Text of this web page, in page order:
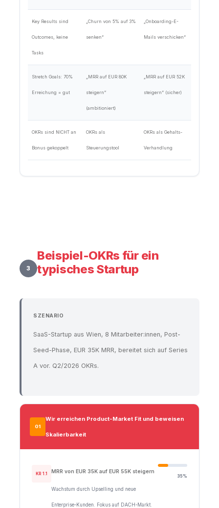
Key Results sind
Outcomes, keine
Tasks
„Churn von 5% auf 3%
senken“
„Onboarding-E-
Mails verschicken“
Stretch Goals: 70%
Erreichung = gut
„MRR auf EUR 80K
steigern“
(ambitioniert)
„MRR auf EUR 52K
steigern“ (sicher)
OKRs sind NICHT an
Bonus gekoppelt
OKRs als
Steuerungstool
OKRs als Gehalts-
Verhandlung
3
Beispiel-OKRs für ein
typisches Startup
SZENARIO
SaaS-Startup aus Wien, 8 Mitarbeiter:innen, Post-
Seed-Phase, EUR 35K MRR, bereitet sich auf Series
A vor. Q2/2026 OKRs.
O1
Wir erreichen Product-Market Fit und beweisen
Skalierbarkeit
KR 1.1 MRR von EUR 35K auf EUR 55K steigern
Wachstum durch Upselling und neue
Enterprise-Kunden. Fokus auf DACH-Markt.
35%